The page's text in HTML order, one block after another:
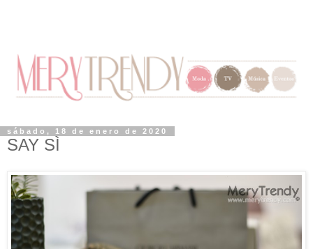
sábado, 18 de enero de 2020
SAY SÌ